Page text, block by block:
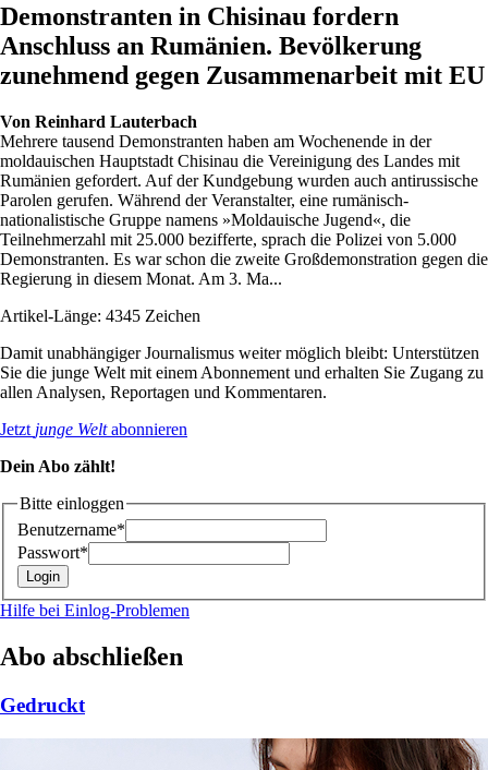
Demonstranten in Chisinau fordern
Anschluss an Rumänien. Bevölkerung
zunehmend gegen Zusammenarbeit mit EU
Von Reinhard Lauterbach
Mehrere tausend Demonstranten haben am Wochenende in der
moldauischen Hauptstadt Chisinau die Vereinigung des Landes mit
Rumänien gefordert. Auf der Kundgebung wurden auch antirussische
Parolen gerufen. Während der Veranstalter, eine rumänisch-
nationalistische Gruppe namens »Moldauische Jugend«, die
Teilnehmerzahl mit 25.000 bezifferte, sprach die Polizei von 5.000
Demonstranten. Es war schon die zweite Großdemonstration gegen die
Regierung in diesem Monat. Am 3. Ma...
Artikel-Länge: 4345 Zeichen
Damit unabhängiger Journalismus weiter möglich bleibt: Unterstützen
Sie die junge Welt mit einem Abonnement und erhalten Sie Zugang zu
allen Analysen, Reportagen und Kommentaren.
Jetzt junge Weltabonnieren
Dein Abo zählt!
Bitte einloggen
Benutzername*
Passwort*
Hilfe bei Einlog-Problemen
Abo abschließen
Gedruckt